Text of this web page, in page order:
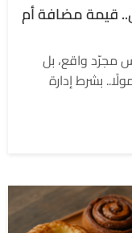
قيمة مضافة أم
مجرّد واقع، بل
بشرط إدارة